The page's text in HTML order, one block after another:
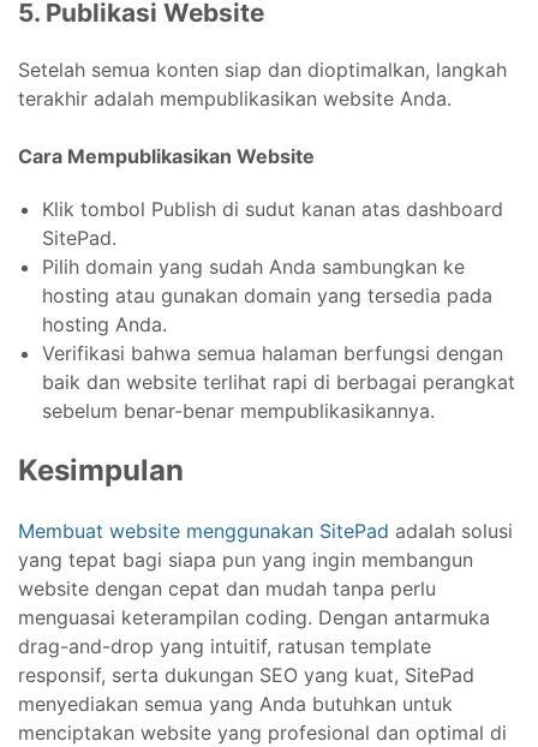
5. Publikasi Website
Setelah semua konten siap dan dioptimalkan, langkah
terakhir adalah mempublikasikan website Anda.
Cara Mempublikasikan Website
Klik tombol Publish di sudut kanan atas dashboard
SitePad.
Pilih domain yang sudah Anda sambungkan ke
hosting atau gunakan domain yang tersedia pada
hosting Anda.
Verifikasi bahwa semua halaman berfungsi dengan
baik dan website terlihat rapi di berbagai perangkat
sebelum benar-benar mempublikasikannya.
Kesimpulan
Membuat website menggunakan SitePad adalah solusi
yang tepat bagi siapa pun yang ingin membangun
website dengan cepat dan mudah tanpa perlu
menguasai keterampilan coding. Dengan antarmuka
drag-and-drop yang intuitif, ratusan template
responsif, serta dukungan SEO yang kuat, SitePad
menyediakan semua yang Anda butuhkan untuk
menciptakan website yang profesional dan optimal di